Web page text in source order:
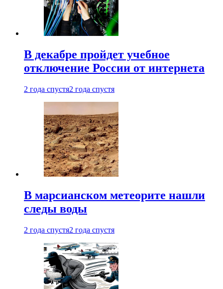
В декабре пройдет учебное
отключение России от интернета
2 года спустя2 года спустя
В марсианском метеорите нашли
следы воды
2 года спустя2 года спустя